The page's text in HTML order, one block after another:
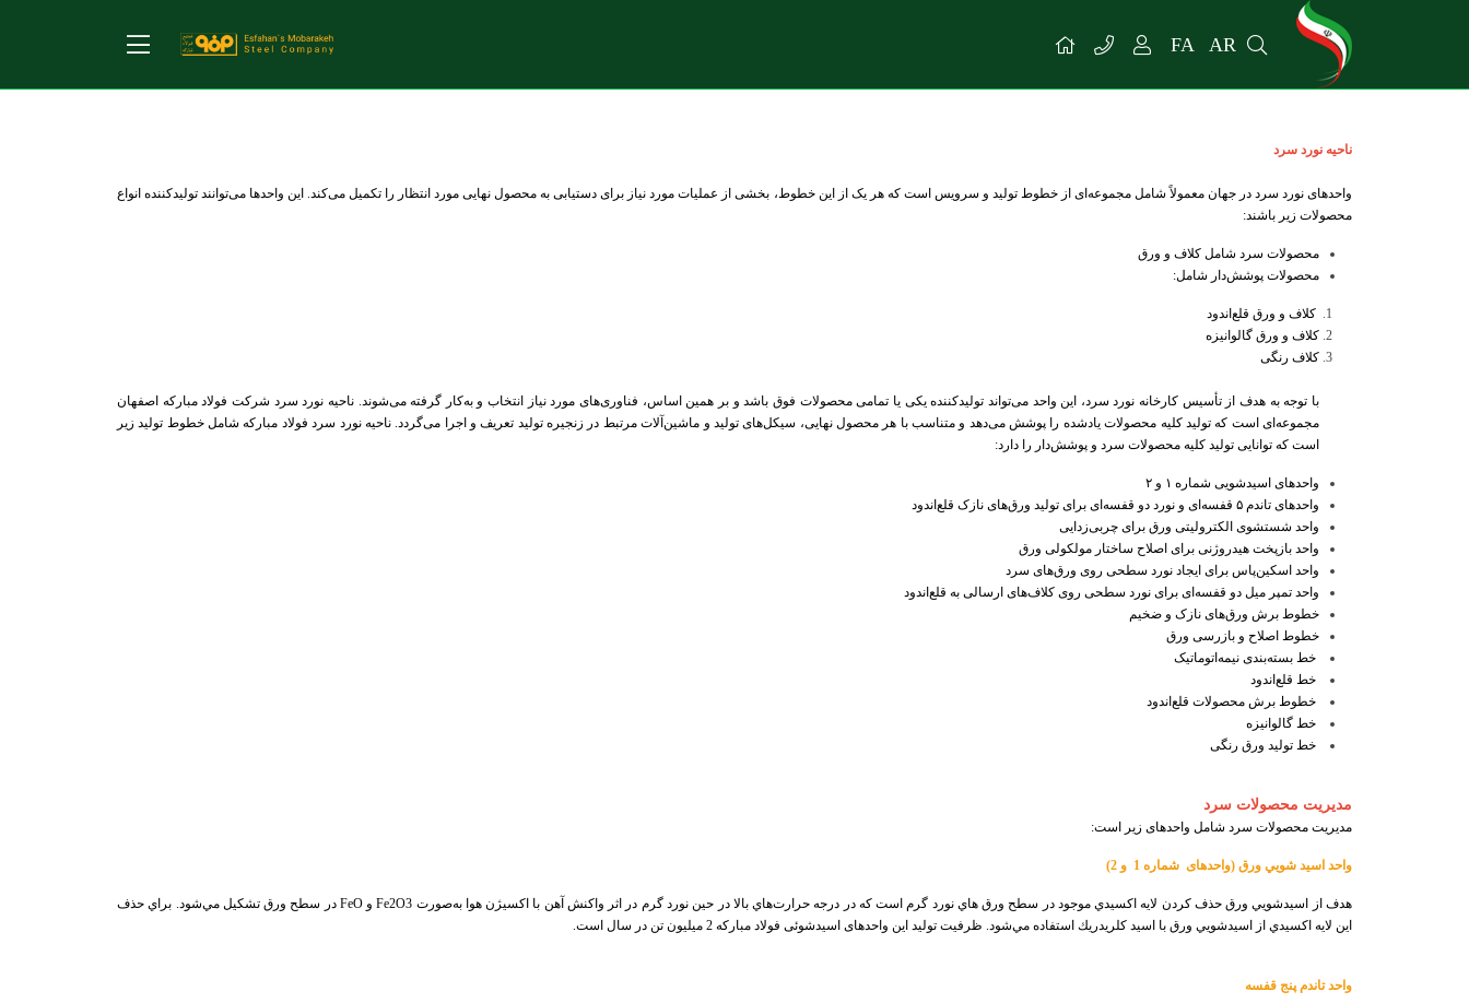
FA AR
About Us
Sales and Customers
ناحيه نورد سرد
واحدهای نورد سرد در جهان معمولاً شامل مجموعه‌ای از خطوط تولید و سرویس است که هر یک از این خطوط، بخشی از عملیات مورد نیاز برای دستیابی به محصول نهایی مورد انتظار را تکمیل می‌کند. این واحدها می‌توانند تولیدکننده انواع
محصولات زیر باشند:
محصولات سرد شامل کلاف و ورق
محصولات پوشش‌دار شامل:
کلاف و ورق قلع‌اندود
کلاف و ورق گالوانیزه
کلاف رنگی
با توجه به هدف از تأسیس کارخانه نورد سرد، این واحد می‌تواند تولیدکننده یکی یا تمامی محصولات فوق باشد و بر همین اساس، فناوری‌های مورد نیاز انتخاب و به‌کار گرفته می‌شوند. ناحیه نورد سرد شرکت فولاد مبارکه اصفهان
مجموعه‌ای است که تولید کلیه محصولات یادشده را پوشش می‌دهد و متناسب با هر محصول نهایی، سیکل‌های تولید و ماشین‌آلات مرتبط در زنجیره تولید تعریف و اجرا می‌گردد. ناحیه نورد سرد فولاد مبارکه شامل خطوط تولید زیر
است که توانایی تولید کلیه محصولات سرد و پوشش‌دار را دارد:
واحدهای اسیدشویی شماره ۱ و ۲
واحدهای تاندم ۵ قفسه‌ای و نورد دو قفسه‌ای برای تولید ورق‌های نازک قلع‌اندود
واحد شستشوی الکترولیتی ورق برای چربی‌زدایی
واحد بازپخت هیدروژنی برای اصلاح ساختار مولکولی ورق
واحد اسکین‌پاس برای ایجاد نورد سطحی روی ورق‌های سرد
واحد تمپر میل دو قفسه‌ای برای نورد سطحی روی کلاف‌های ارسالی به قلع‌اندود
خطوط برش ورق‌های نازک و ضخیم
خطوط اصلاح و بازرسی ورق
خط بسته‌بندی نیمه‌اتوماتیک
خط قلع‌اندود
خطوط برش محصولات قلع‌اندود
خط گالوانیزه
خط تولید ورق رنگی
مدیریت محصولات سرد
مدیریت محصولات سرد شامل واحدهای زیر است:
واحد اسيد شویي ورق (واحدهای شماره 1 و 2)
هدف از اسيدشویي ورق حذف كردن لايه اكسيدي موجود در سطح ورق هاي نورد گرم است كه در درجه حرارت‌هاي بالا در حين نورد گرم در اثر واكنش آهن با اكسيژن هوا بهصورت Fe2O3 و FeOدر سطح ورق تشكيل مي‌شود. براي حذف
این لايه اكسيدي از اسيدشویي ورق با اسيد كلريدريك استفاده مي‌شود. ظرفيت توليد اين واحد‌های اسیدشوئی فولاد مبارکه 2 ميليون تن در سال است
.
واحد تاندم پنج قفسه‌